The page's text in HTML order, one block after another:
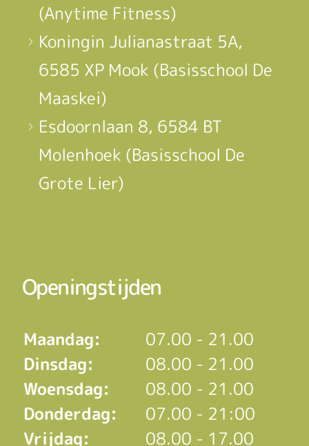
(Anytime Fitness)
Koningin Julianastraat 5A,
6585 XP Mook (Basisschool De
Maaskei)
Esdoornlaan 8, 6584 BT
Molenhoek (Basisschool De
Grote Lier)
Openingstijden
Maandag:
07.00 - 21.00
Dinsdag:
08.00 - 21.00
Woensdag:
08.00 - 21.00
Donderdag:
07.00 - 21:00
Vrijdag:
08.00 - 17.00